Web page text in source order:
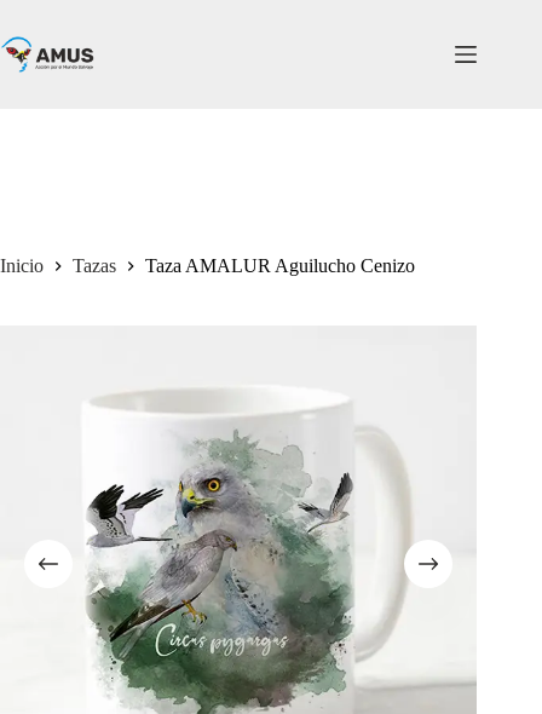
Inicio Tazas Taza AMALUR Aguilucho Cenizo